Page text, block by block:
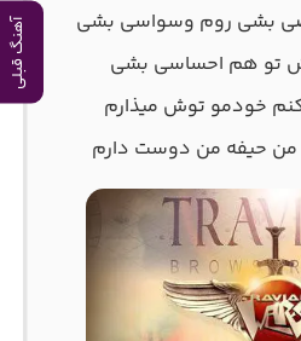
آهنگ قبلی
بشی روم وسواسی بشی
تو هم احساسی بشی
خودمو توش میذارم
من حیفه من دوست دارم